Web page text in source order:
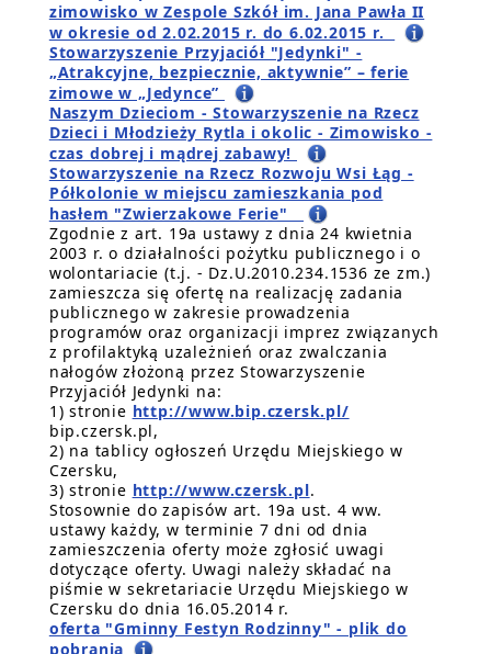
zimowisko w Zespole Szkół im. Jana Pawła II
w okresie od 2.02.2015 r. do 6.02.2015 r.
Stowarzyszenie Przyjaciół "Jedynki" -
„Atrakcyjne, bezpiecznie, aktywnie” – ferie
zimowe w „Jedynce”
Naszym Dzieciom - Stowarzyszenie na Rzecz
Dzieci i Młodzieży Rytla i okolic - Zimowisko -
czas dobrej i mądrej zabawy!
Stowarzyszenie na Rzecz Rozwoju Wsi Łąg -
Półkolonie w miejscu zamieszkania pod
hasłem "Zwierzakowe Ferie"
Zgodnie z art. 19a ustawy z dnia 24 kwietnia
2003 r. o działalności pożytku publicznego i o
wolontariacie (t.j. - Dz.U.2010.234.1536 ze zm.)
zamieszcza się ofertę na realizację zadania
publicznego w zakresie prowadzenia
programów oraz organizacji imprez związanych
z profilaktyką uzależnień oraz zwalczania
nałogów złożoną przez Stowarzyszenie
Przyjaciół Jedynki na:
1) stronie http://www.bip.czersk.pl/
bip.czersk.pl,
2) na tablicy ogłoszeń Urzędu Miejskiego w
Czersku,
3) stronie http://www.czersk.pl.
Stosownie do zapisów art. 19a ust. 4 ww.
ustawy każdy, w terminie 7 dni od dnia
zamieszczenia oferty może zgłosić uwagi
dotyczące oferty. Uwagi należy składać na
piśmie w sekretariacie Urzędu Miejskiego w
Czersku do dnia 16.05.2014 r.
oferta "Gminny Festyn Rodzinny" - plik do
pobrania